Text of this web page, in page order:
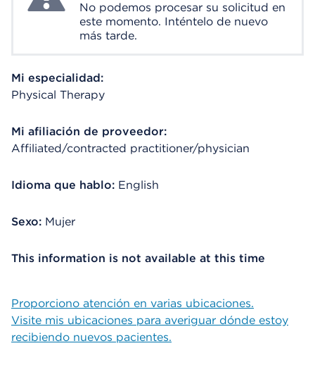
No podemos procesar su solicitud en
este momento. Inténtelo de nuevo
más tarde.
Mi especialidad:
Physical Therapy
Mi afiliación de proveedor:
Affiliated/contracted practitioner/physician
Idioma que hablo: English
Sexo: Mujer
This information is not available at this time
Proporciono atención en varias ubicaciones.
Visite mis ubicaciones para averiguar dónde estoy
recibiendo nuevos pacientes.